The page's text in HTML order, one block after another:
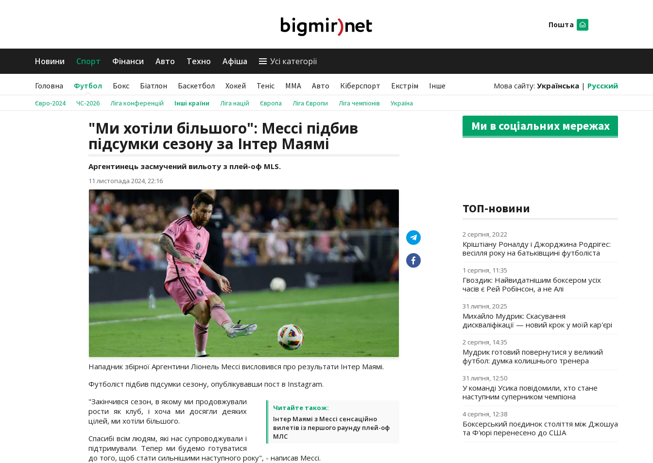
Пошта
Новини Спорт Фінанси Авто Техно Афіша Усі категорії
Головна Футбол Бокс Біатлон Баскетбол Хокей Теніс ММА Авто Кіберспорт Екстрім Інше Мова сайту: Українська | Русский
Євро-2024 ЧС-2026 Ліга конференцій Інші країни Ліга націй Європа Ліга Європи Ліга чемпіонів Україна
"Ми хотіли більшого": Мессі підбив
підсумки сезону за Інтер Маямі
Аргентинець засмучений вильоту з плей-оф MLS.
11 листопада 2024, 22:16
Нападник збірної Аргентини Ліонель Мессі висловився про результати Інтер Маямі.
Футболіст підбив підсумки сезону, опублікувавши пост в Instagram.
Читайте також:
Інтер Маямі з Мессі сенсаційно
вилетів із першого раунду плей-оф
МЛС
"Закінчився сезон, в якому ми продовжували
рости як клуб, і хоча ми досягли деяких
цілей, ми хотіли більшого.
Спасибі всім людям, які нас супроводжували і
підтримували. Тепер ми будемо готуватися
до того, щоб стати сильнішими наступного року", - написав Мессі.
Ми в соціальних мережах
ТОП-новини
2 серпня, 20:22
Кріштіану Роналду і Джорджина Родрігес:
весілля року на батьківщині футболіста
1 серпня, 11:35
Гвоздик: Найвидатнішим боксером усіх
часів є Рей Робінсон, а не Алі
31 липня, 20:25
Михайло Мудрик: Скасування
дискваліфікації — новий крок у моїй кар'єрі
2 серпня, 14:35
Мудрик готовий повернутися у великий
футбол: думка колишнього тренера
31 липня, 12:50
У команді Усика повідомили, хто стане
наступним суперником чемпіона
4 серпня, 12:38
Боксерський поєдинок століття між Джошуа
та Ф'юрі перенесено до США